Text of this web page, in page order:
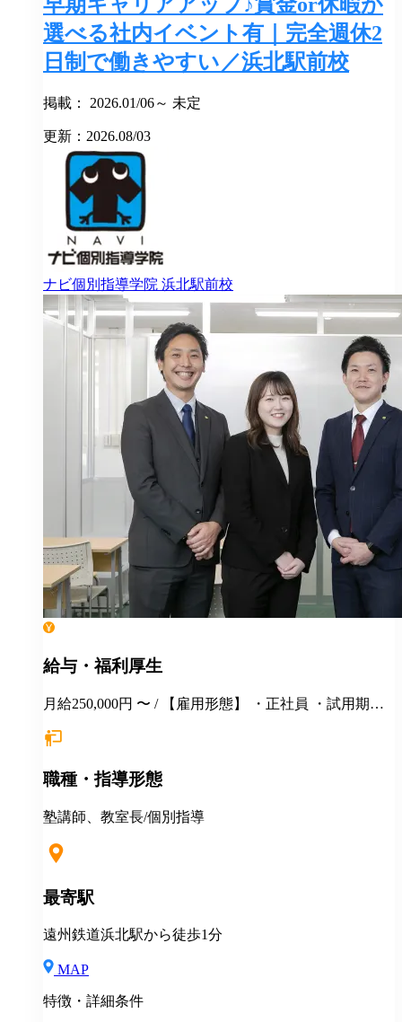
早期キャリアアップ♪賞金or休暇が
選べる社内イベント有｜完全週休2
日制で働きやすい／浜北駅前校
掲載： 2026.01/06～ 未定
更新：2026.08/03
ナビ個別指導学院 浜北駅前校
給与・福利厚生
月給250,000円 〜 / 【雇用形態】 ・正社員 ・試用期間6
経験・年齢等を考慮し、決定いたします。面接時にぜ
400万円（賞与、各種手当込み） ※上記は固定残業代
は、給与規定に基づき計算。 ※固定残業代は残業がな
室長の給与平均：月給33.1万円（2025年実績） ◆賞与
災・健康・厚生年金） ◆社宅制度 （規定あり） ◆交
通費全額支給（規定あり） ◆社内表彰制度 ◆退職金制
度 ◆再雇用制度 ◆産前産後休暇 ◆育児・介護休業制
◆保養施設利用可 など
職種・指導形態
塾講師、教室長/個別指導
最寄駅
遠州鉄道浜北駅から徒歩1分
MAP
特徴・詳細条件